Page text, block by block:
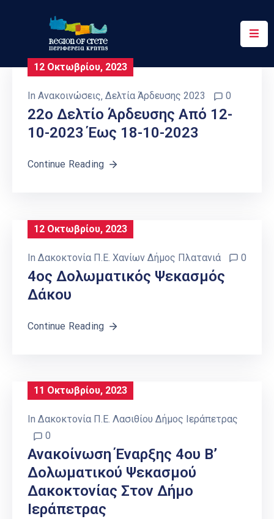
Περιφέρεια
Έργα
Δράσεις
Ψηφιακές
12 Οκτωβρίου, 2023
In Ανακοινώσεις‚ Δελτία Άρδευσης 2023 0
22o Δελτίο Άρδευσης Από 12-
10-2023 Έως 18-10-2023
Continue Reading
12 Οκτωβρίου, 2023
In Δακοκτονία Π.Ε. Χανίων Δήμος Πλατανιά 0
4ος Δολωματικός Ψεκασμός
Δάκου
Continue Reading
11 Οκτωβρίου, 2023
In Δακοκτονία Π.Ε. Λασιθίου Δήμος Ιεράπετρας
0
Ανακοίνωση Έναρξης 4ου Β’
Δολωματικού Ψεκασμού
Δακοκτονίας Στον Δήμο
Ιεράπετρας